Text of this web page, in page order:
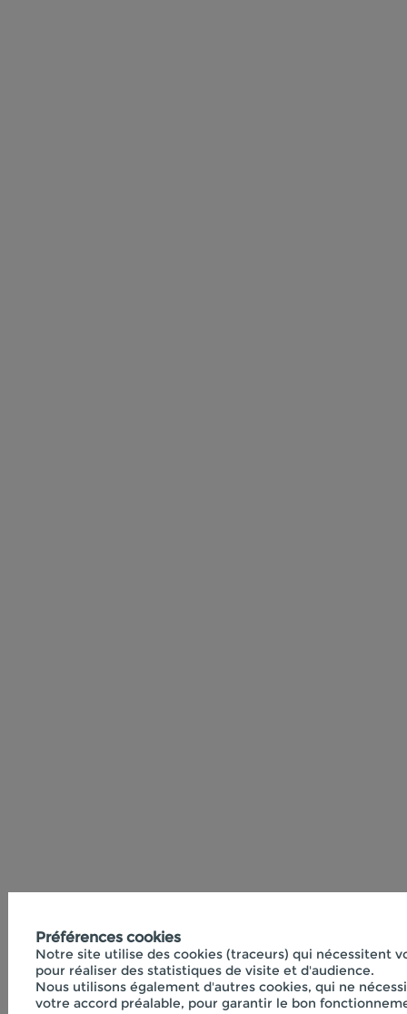
Préférences cookies
Notre site utilise des cookies (traceurs) qui nécessitent
pour réaliser des statistiques de visite et d'audience.
Nous utilisons également d'autres cookies, qui ne
votre accord préalable, pour garantir le bon